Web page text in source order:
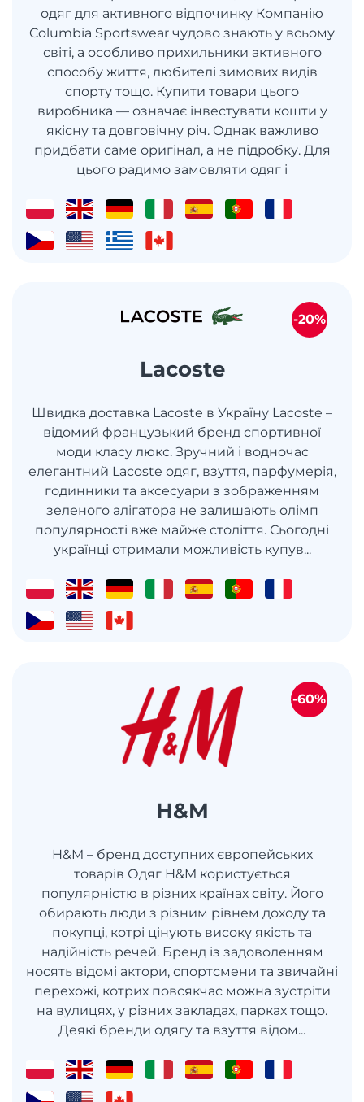
одяг для активного відпочинку Компанію
Columbia Sportswear чудово знають у всьому
світі, а особливо прихильники активного
способу життя, любителі зимових видів
спорту тощо. Купити товари цього
виробника — означає інвестувати кошти у
якісну та довговічну річ. Однак важливо
придбати саме оригінал, а не підробку. Для
цього радимо замовляти одяг і
Lacoste
Швидка доставка Lacoste в Україну Lacoste –
відомий французький бренд спортивної
моди класу люкс. Зручний і водночас
елегантний Lacoste одяг, взуття, парфумерія,
годинники та аксесуари з зображенням
зеленого алігатора не залишають олімп
популярності вже майже століття. Сьогодні
українці отримали можливість купув...
-20%
H&M
H&M – бренд доступних європейських
товарів Одяг H&M користується
популярністю в різних країнах світу. Його
обирають люди з різним рівнем доходу та
покупці, котрі цінують високу якість та
надійність речей. Бренд із задоволенням
носять відомі актори, спортсмени та звичайні
перехожі, котрих повсякчас можна зустріти
на вулицях, у різних закладах, парках тощо.
Деякі бренди одягу та взуття відом...
-60%